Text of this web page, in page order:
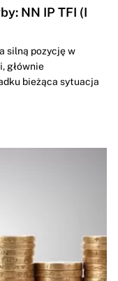
NN IP TFI (I
silną pozycję w
głównie
bieżąca sytuacja